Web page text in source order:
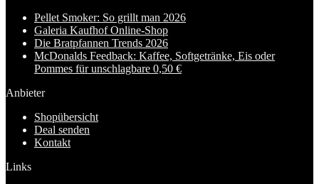
Pellet Smoker: So grillt man 2026
Galeria Kaufhof Online-Shop
Die Bratpfannen Trends 2026
McDonalds Feedback: Kaffee, Softgetränke, Eis oder
Pommes für unschlagbare 0,50 €
Anbieter
Shopübersicht
Deal senden
Kontakt
Links